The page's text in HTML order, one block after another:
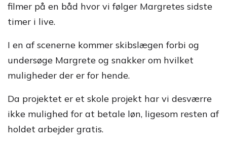
filmer på en båd hvor vi følger Margretes sidste
timer i live.
I en af scenerne kommer skibslægen forbi og
undersøge Margrete og snakker om hvilket
muligheder der er for hende.
Da projektet er et skole projekt har vi desværre
ikke mulighed for at betale løn, ligesom resten af
holdet arbejder gratis.